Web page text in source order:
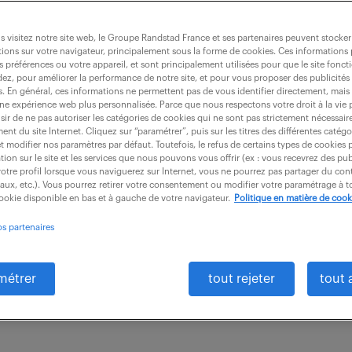
industriels (f/h)
(85) CDI 45 000 - 55 000 € / an
du Département Projets, vous pilotez la
clients, de la commande jusqu'à la réception
visitez notre site web, le Groupe Randstad France et ses partenaires peuvent
sur votre navigateur, principalement sous la forme de cookies. Ces informations
préférences ou votre appareil, et sont principalement utilisées pour que le site
pour améliorer la performance de notre site, et pour vous proposer des publicités
En général, ces informations ne permettent pas de vous identifier directement,
expérience web plus personnalisée. Parce que nous respectons votre droit à la vie
de ne pas autoriser les catégories de cookies qui ne sont pas strictement
du site Internet. Cliquez sur “paramétrer”, puis sur les titres des différentes
modifier nos paramètres par défaut. Toutefois, le refus de certains types de cookies
sur le site et les services que nous pouvons vous offrir (ex : vous recevrez des
profil lorsque vous naviguerez sur Internet, vous ne pourrez pas partager du
etc.). Vous pourrez retirer votre consentement ou modifier votre paramétrage à
disponible en bas et à gauche de votre navigateur.
Politique en matière de
partenaires
tout rejeter tout